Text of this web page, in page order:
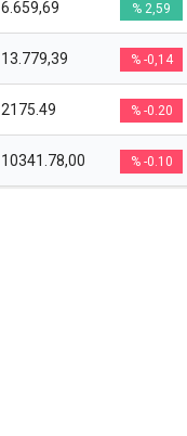
6.659,69 % 2,59
13.779,39 % -0,14
2175.49 % -0.20
10341.78,00 % -0.10